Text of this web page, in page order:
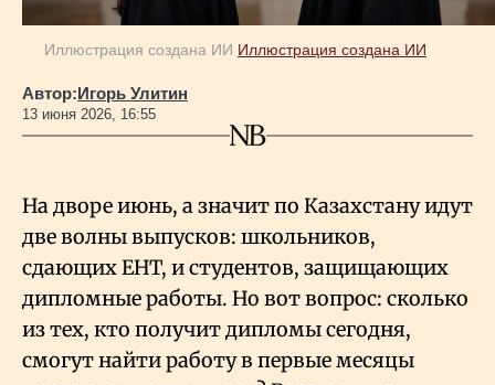
Иллюстрация создана ИИ Иллюстрация создана ИИ
Автор:Игорь Улитин
13 июня 2026, 16:55
На дворе июнь, а значит по Казахстану идут
две волны выпусков: школьников,
сдающих ЕНТ, и студентов, защищающих
дипломные работы. Но вот вопрос: сколько
из тех, кто получит дипломы сегодня,
смогут найти работу в первые месяцы